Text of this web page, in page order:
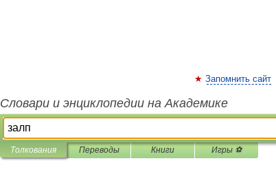
Запомнить сайт
Словари и энциклопедии на Академике
Толкования Переводы Книги Игры ⚽